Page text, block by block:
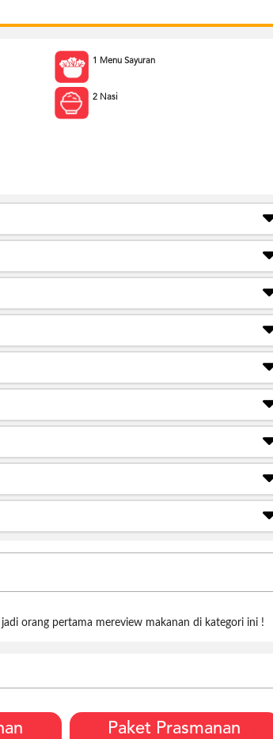
1 Menu Sayuran
2 Nasi
orang pertama mereview makanan di kategori ini !
Paket Prasmanan